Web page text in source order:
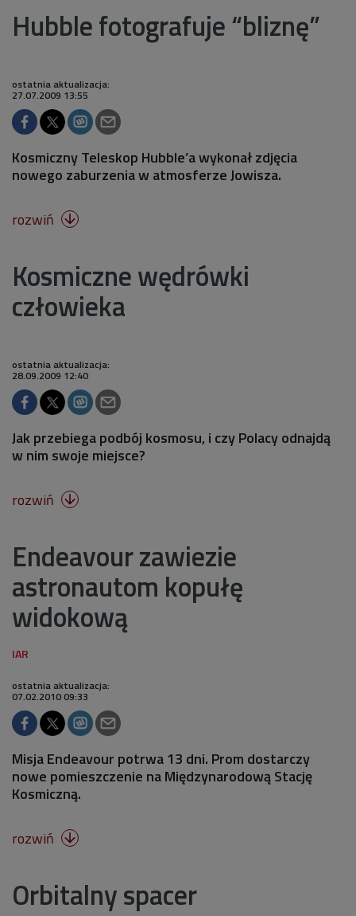
Hubble fotografuje “bliznę”
ostatnia aktualizacja:
27.07.2009 13:55
Kosmiczny Teleskop Hubble’a wykonał zdjęcia
nowego zaburzenia w atmosferze Jowisza.
rozwiń 
Kosmiczne wędrówki
człowieka
ostatnia aktualizacja:
28.09.2009 12:40
Jak przebiega podbój kosmosu, i czy Polacy odnajdą
w nim swoje miejsce?
rozwiń 
Endeavour zawiezie
astronautom kopułę
widokową
ostatnia aktualizacja:
07.02.2010 09:33
Misja Endeavour potrwa 13 dni. Prom dostarczy
nowe pomieszczenie na Międzynarodową Stację
Kosmiczną.
rozwiń 
Orbitalny spacer